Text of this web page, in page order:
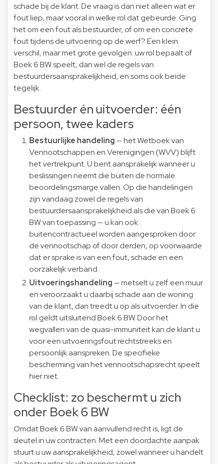
schade bij de klant. De vraag is dan niet alleen wat er
fout liep, maar vooral in welke rol dat gebeurde. Ging
het om een fout als bestuurder, of om een concrete
fout tijdens de uitvoering op de werf? Een klein
verschil, maar met grote gevolgen: uw rol bepaalt of
Boek 6 BW speelt, dan wel de regels van
bestuurdersaansprakelijkheid, en soms ook beide
tegelijk.
Bestuurder én uitvoerder: één
persoon, twee kaders
Bestuurlijke handeling — het Wetboek van
Vennootschappen en Verenigingen (WVV) blijft
het vertrekpunt. U bent aansprakelijk wanneer u
beslissingen neemt die buiten de normale
beoordelingsmarge vallen. Op die handelingen
zijn vandaag zowel de regels van
bestuurdersaansprakelijkheid als die van Boek 6
BW van toepassing — u kan ook
buitencontractueel worden aangesproken door
de vennootschap of door derden, op voorwaarde
dat er sprake is van een fout, schade en een
oorzakelijk verband.
Uitvoeringshandeling — metselt u zelf een muur
en veroorzaakt u daarbij schade aan de woning
van de klant, dan treedt u op als uitvoerder. In die
rol geldt uitsluitend Boek 6 BW. Door het
wegvallen van de quasi-immuniteit kan de klant u
voor een uitvoeringsfout rechtstreeks en
persoonlijk aanspreken. De specifieke
bescherming van het vennootschapsrecht speelt
hier niet.
Checklist: zo beschermt u zich
onder Boek 6 BW
Omdat Boek 6 BW van aanvullend recht is, ligt de
sleutel in uw contracten. Met een doordachte aanpak
stuurt u uw aansprakelijkheid, zowel wanneer u handelt